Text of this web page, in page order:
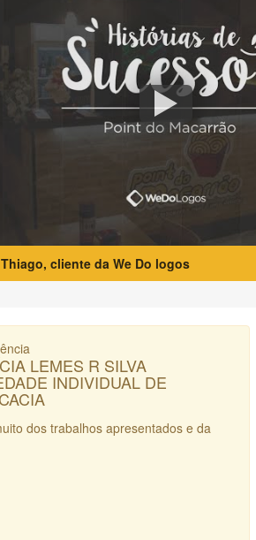
cliente da We Do logos
LEMES R SILVA
INDIVIDUAL DE
dos trabalhos apresentados e da